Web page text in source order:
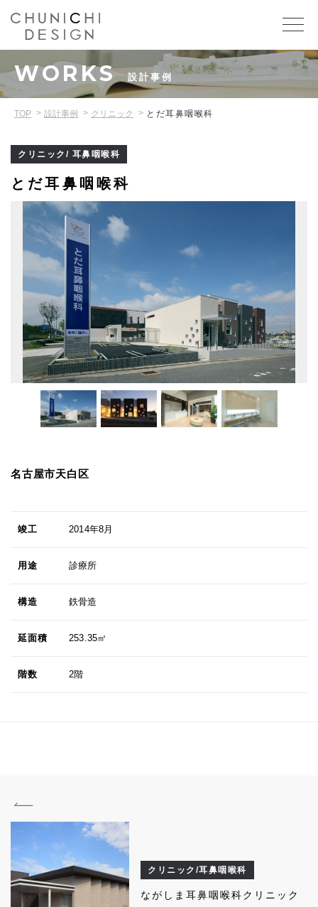
WORKS 設計事例
TOP 設計事例 クリニック とだ耳鼻咽喉科
クリニック/ 耳鼻咽喉科
とだ耳鼻咽喉科
名古屋市天白区
竣工 2014年8月
用途 診療所
構造 鉄骨造
延面積 253.35㎡
階数 2階
クリニック/耳鼻咽喉科
ながしま耳鼻咽喉科クリニック